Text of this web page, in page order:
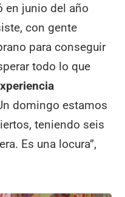
en junio del año
con gente
para conseguir
todo lo que
domingo estamos
teniendo seis
Es una locura”,